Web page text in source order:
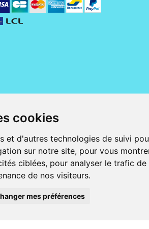
cookies
et d'autres technologies de suivi
sur notre site, pour vous
ciblées, pour analyser le trafic
de nos visiteurs.
mes préférences
Jeanne d' Harcourt, 80300 Albert.
ordonnance.
iPad et iPod touch), ou sur Google Play (pour Androïd 5.0 ou
Bancontact, PayPal.
beauté et bien-être ainsi que différents services : suivi
la peau, des cheveux...), mesure de la glycémie, perruques.
Pharmactiv réunit près de 1500 adhérents pharmaciens
médical sous sa marque BetterLife.